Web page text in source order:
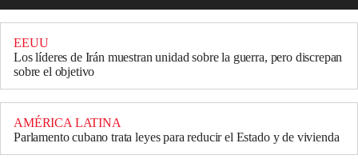
EEUU
Los líderes de Irán muestran unidad sobre la guerra, pero discrepan
sobre el objetivo
AMÉRICA LATINA
Parlamento cubano trata leyes para reducir el Estado y de vivienda